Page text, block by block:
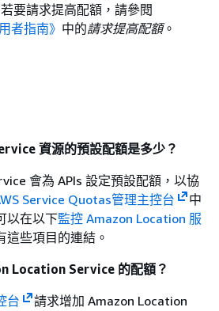
要請求提高配額，請參閱
者指南》 中的請求提高配額。
資源的預設配額是多少？
會為 APIs 設定預設配額，以協
Service Quotas管理主控台
中
以在以下監控 Amazon Location 服
這些項目的連結。
Location Service 的配額？
台
請求增加 Amazon Location